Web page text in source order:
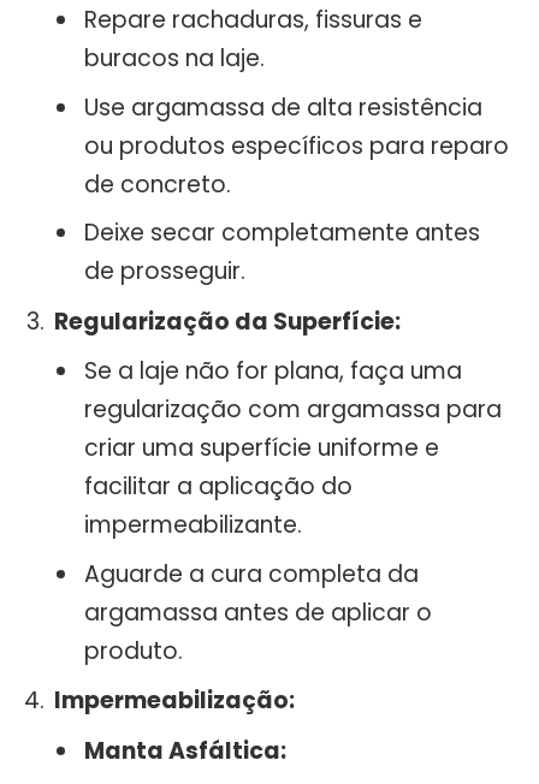
Repare rachaduras, fissuras e
buracos na laje.
Use argamassa de alta resistência
ou produtos específicos para reparo
de concreto.
Deixe secar completamente antes
de prosseguir.
Regularização da Superfície:
Se a laje não for plana, faça uma
regularização com argamassa para
criar uma superfície uniforme e
facilitar a aplicação do
impermeabilizante.
Aguarde a cura completa da
argamassa antes de aplicar o
produto.
Impermeabilização:
Manta Asfáltica: